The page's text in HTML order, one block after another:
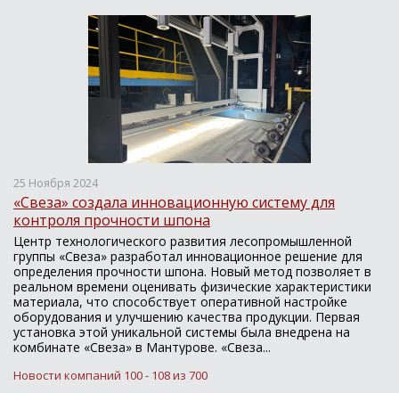
25 Ноября 2024
«Свеза» создала инновационную систему для
контроля прочности шпона
Центр технологического развития лесопромышленной
группы «Свеза» разработал инновационное решение для
определения прочности шпона. Новый метод позволяет в
реальном времени оценивать физические характеристики
материала, что способствует оперативной настройке
оборудования и улучшению качества продукции. Первая
установка этой уникальной системы была внедрена на
комбинате «Свеза» в Мантурове. «Свеза...
Новости компаний 100 - 108 из 700